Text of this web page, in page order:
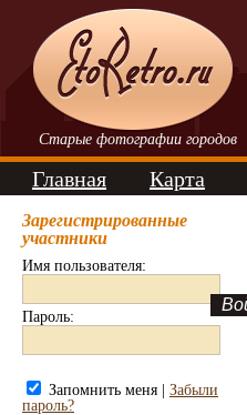
Старые фотографии городов
Главная Карта
Зарегистрированные
участники
Имя пользователя:
Пароль:
Запомнить меня | Забыли
пароль?